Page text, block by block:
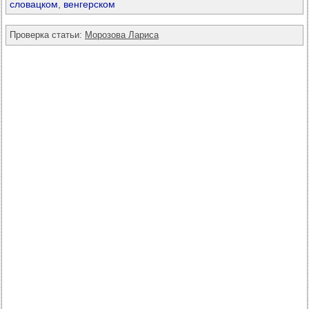
словацком венгерском
Проверка статьи: Морозова Лариса